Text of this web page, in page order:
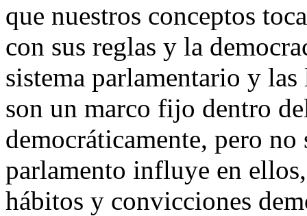
que nuestros conceptos
con sus reglas y la
sistema parlamentario y
son un marco fijo dentro
democráticamente, pero
parlamento influye en
hábitos y convicciones